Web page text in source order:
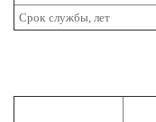
Срок службы, лет